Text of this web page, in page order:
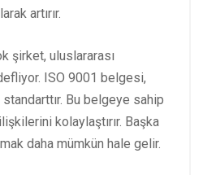
artırır.
şirket, uluslararası
ISO 9001 belgesi,
standarttır. Bu belgeye sahip
kolaylaştırır. Başka
daha mümkün hale gelir.